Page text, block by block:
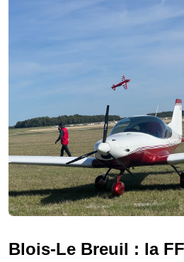
Blois-Le Breuil : la